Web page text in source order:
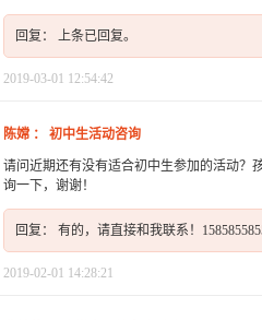
回复： 上条已回复。
2019-03-01 12:54:42
陈嫦 ： 初中生活动咨询
请问近期还有没有适合初中生参加的活动？
询一下，谢谢！
回复： 有的，请直接和我联系！
2019-02-01 14:28:21